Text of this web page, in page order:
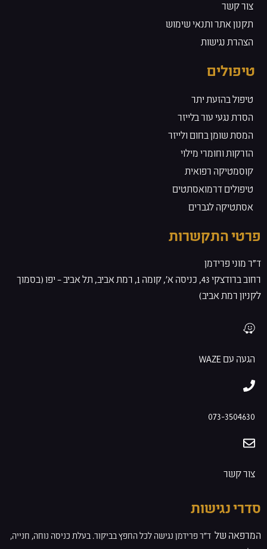
צור קשר
תקנון אתר ותנאי שימוש
הצהרת נגישות
טיפולים
טיפול בהזעת יתר
הסרת נגעי עור בלייזר
המסת שומן בחום ולייזר
הזרקות וחומרי מילוי
קוסמטיקה רפואית
טיפולים דרמואסתטים
אסתטיקה לגברים
פרטי התקשרות
ד”ר מוני פרידמן
רחוב ברודצקי 43, כניסה א', קומה 1, רמת אביב, תל אביב – יפו (בסמוך
לקניון רמת אביב)
הגעה עם WAZE
073-3504630
צור קשר
סדרי נגישות
המרפאה של ד”ר פרידמן נגישה לכל החפץ בביקור. בעלת כניסה נוחה, חנייה,